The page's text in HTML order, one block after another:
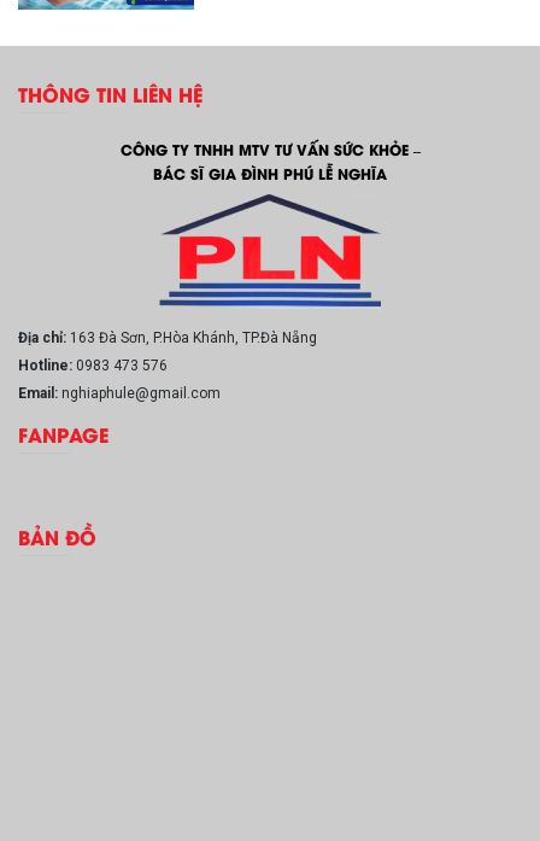
THÔNG TIN LIÊN HỆ
CÔNG TY TNHH MTV TƯ VẤN SỨC KHỎE –
BÁC SĨ GIA ĐÌNH PHÚ LỄ NGHĨA
Địa chỉ: 163 Đà Sơn, P.Hòa Khánh, TP.Đà Nẵng
Hotline: 0983 473 576
Email: nghiaphule@gmail.com
FANPAGE
BẢN ĐỒ